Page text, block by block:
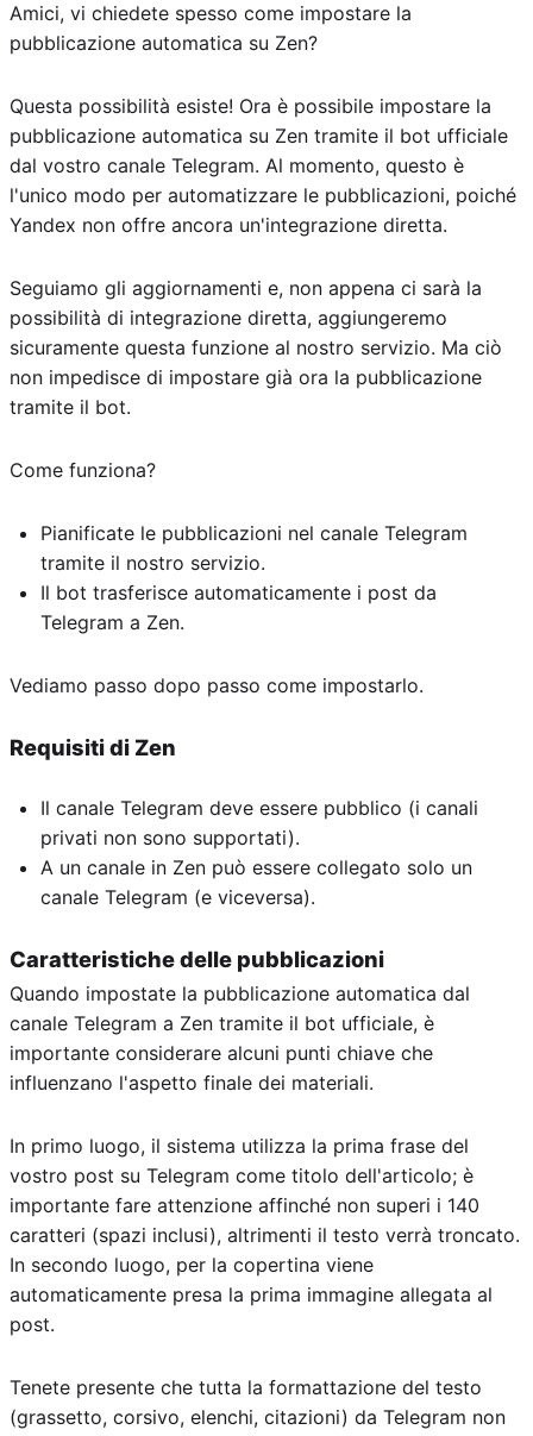
Amici, vi chiedete spesso come impostare la
pubblicazione automatica su Zen?
Questa possibilità esiste! Ora è possibile impostare la
pubblicazione automatica su Zen tramite il bot ufficiale
dal vostro canale Telegram. Al momento, questo è
l'unico modo per automatizzare le pubblicazioni, poiché
Yandex non offre ancora un'integrazione diretta.
Seguiamo gli aggiornamenti e, non appena ci sarà la
possibilità di integrazione diretta, aggiungeremo
sicuramente questa funzione al nostro servizio. Ma ciò
non impedisce di impostare già ora la pubblicazione
tramite il bot.
Come funziona?
Pianificate le pubblicazioni nel canale Telegram
tramite il nostro servizio.
Il bot trasferisce automaticamente i post da
Telegram a Zen.
Vediamo passo dopo passo come impostarlo.
Requisiti di Zen
Il canale Telegram deve essere pubblico (i canali
privati non sono supportati).
A un canale in Zen può essere collegato solo un
canale Telegram (e viceversa).
Caratteristiche delle pubblicazioni
Quando impostate la pubblicazione automatica dal
canale Telegram a Zen tramite il bot ufficiale, è
importante considerare alcuni punti chiave che
influenzano l'aspetto finale dei materiali.
In primo luogo, il sistema utilizza la prima frase del
vostro post su Telegram come titolo dell'articolo; è
importante fare attenzione affinché non superi i 140
caratteri (spazi inclusi), altrimenti il testo verrà troncato.
In secondo luogo, per la copertina viene
automaticamente presa la prima immagine allegata al
post.
Tenete presente che tutta la formattazione del testo
(grassetto, corsivo, elenchi, citazioni) da Telegram non